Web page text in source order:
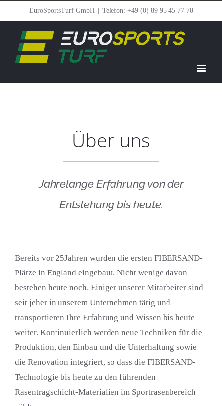
Inhalt
springen
EuroSportsTurf GmbH Telefon: +49 (0) 89 95 45 77 70
Über uns
Jahrelange Erfahrung von der
Entstehung bis heute.
Bereits vor 25Jahren wurden die ersten FIBERSAND-
Plätze in England eingebaut. Nicht wenige davon
bestehen heute noch. Einiger unserer Mitarbeiter sind
seit jeher in unserem Unternehmen tätig und
transportieren Ihre Erfahrung und Wissen bis heute
weiter. Kontinuierlich werden neue Techniken für die
Produktion, den Einbau und die Unterhaltung sowie
die Renovation integriert, so dass die FIBERSAND-
Technologie bis heute zu den führenden
Rasentragschicht-Materialien im Sportrasenbereich